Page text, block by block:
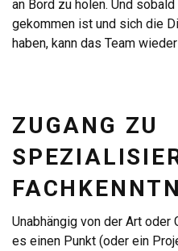
an Bord zu holen. Und
gekommen ist und sich die
haben, kann das Team
ZUGANG ZU
Unabhängig von der Art
es einen Punkt (oder ein